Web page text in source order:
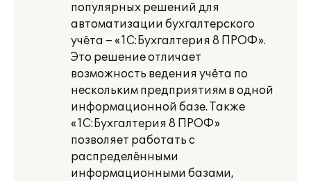
популярных решений для
автоматизации бухгалтерского
учёта – «1С:Бухгалтерия 8 ПРОФ».
Это решение отличает
возможность ведения учёта по
нескольким предприятиям в одной
информационной базе. Также
«1С:Бухгалтерия 8 ПРОФ»
позволяет работать с
распределёнными
информационными базами,